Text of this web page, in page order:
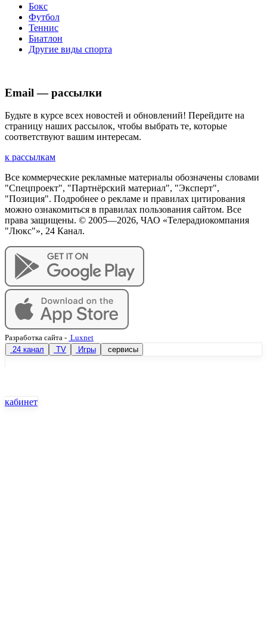
Бокс
Футбол
Теннис
Биатлон
Другие виды спорта
Email — рассылки
Будьте в курсе всех новостей и обновлений! Перейдите на
страницу наших рассылок, чтобы выбрать те, которые
соответствуют вашим интересам.
к рассылкам
Все коммерческие рекламные материалы обозначены словами
"Спецпроект", "Партнёрский материал", "Эксперт",
"Позиция". Подробнее о рекламе и правилах цитирования
можно ознакомиться в правилах пользования сайтом. Все
права защищены. © 2005—2026, ЧАО «Телерадиокомпания
"Люкс"», 24 Канал.
Разработка сайта - Luxnet
24 канал
TV Игры сервисы
кабинет